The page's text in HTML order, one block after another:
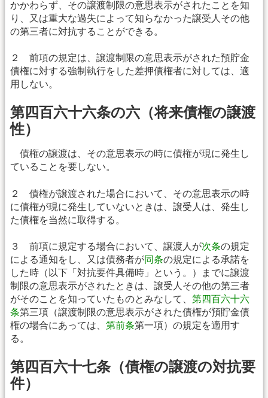
かかわらず、その譲渡制限の意思表示がされたことを知
り、又は重大な過失によって知らなかった譲受人その他
の第三者に対抗することができる。
２ 前項の規定は、譲渡制限の意思表示がされた預貯金
債権に対する強制執行をした差押債権者に対しては、適
用しない。
第四百六十六条の六（将来債権の譲渡
性）
債権の譲渡は、その意思表示の時に債権が現に発生し
ていることを要しない。
２ 債権が譲渡された場合において、その意思表示の時
に債権が現に発生していないときは、譲受人は、発生し
た債権を当然に取得する。
３ 前項に規定する場合において、譲渡人が次条の規定
による通知をし、又は債務者が同条の規定による承諾を
した時（以下「対抗要件具備時」という。）までに譲渡
制限の意思表示がされたときは、譲受人その他の第三者
がそのことを知っていたものとみなして、 第四百六十六
条第三項（譲渡制限の意思表示がされた債権が預貯金債
権の場合にあっては、 第前条第一項）の規定を適用す
る。
第四百六十七条（債権の譲渡の対抗要
件）